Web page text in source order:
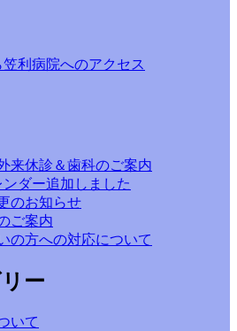
利病院へのアクセス
来休診＆歯科のご案内
ダー追加しました
のお知らせ
ご案内
の方への対応について
ー
いて